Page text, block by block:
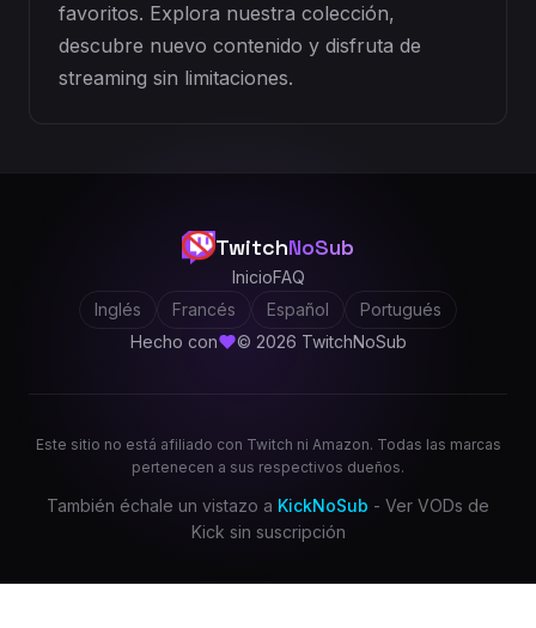
favoritos. Explora nuestra colección,
descubre nuevo contenido y disfruta de
streaming sin limitaciones.
TwitchNoSub
InicioFAQ
Inglés
Francés Español
Portugués
Hecho con
© 2026 TwitchNoSub
Este sitio no está afiliado con Twitch ni Amazon. Todas las marcas
pertenecen a sus respectivos dueños.
También échale un vistazo a KickNoSub - Ver VODs de
Kick sin suscripción